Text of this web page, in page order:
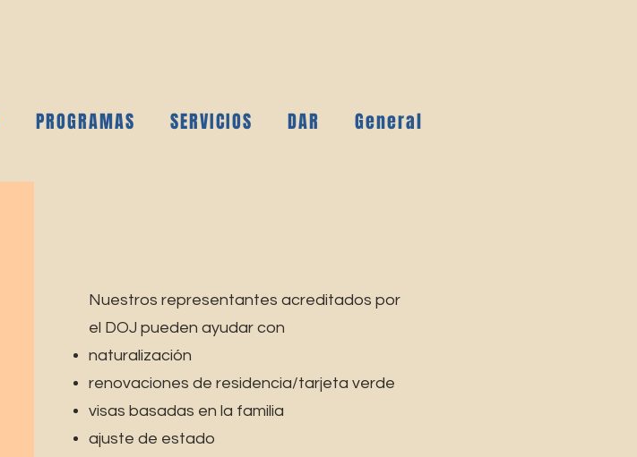
PROGRAMAS SERVICIOS DAR General
Nuestros representantes acreditados por
el DOJ pueden ayudar con
naturalización
renovaciones de residencia/tarjeta verde
visas basadas en la familia
ajuste de estado